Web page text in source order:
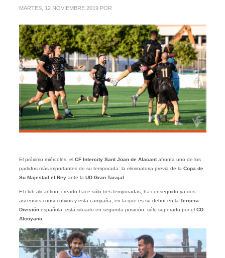
MARTES, 12 NOVIEMBRE 2019 POR
El próximo miércoles, el CF Intercity Sant Joan de Alacantafronta uno de los
partidos más importantes de su temporada: la eliminatoria previa de la Copa de
Su Majestad el Reyante la UD Gran Tarajal
El club alicantino, creado hace sólo tres temporadas, ha conseguido ya dos
ascensos consecutivos y esta campaña, en la que es su debut en la Tercera
Divisiónespañola, está situado en segunda posición, sólo superado por el CD
Alcoyano.